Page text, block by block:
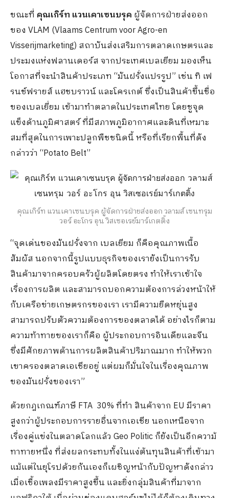
ขณะที่ คุณเกิร์ท แวนเคาเซนบรุค ผู้จัดการฝ่ายส่งออก
ของ VLAM (Vlaams Centrum voor Agro-en
Visserijmarketing) สถาบันส่งเสริมการตลาดเกษตรและ
ประมงแห่งฟลานเดอร์ส จากประเทศเบลเยียม มองเห็น
โอกาสที่จะนำสินค้าประเภท “มันฝรั่งแปรรูป” เช่น ทิ เฟ
รนช์ฟรายส์ แฮชบราวน์ และโครเกต์ ซึ่งเป็นสินค้าขึ้นชื่อ
ของเบลเยี่ยม เข้ามาทำตลาดในประเทศไทย โดยชูจุด
แข็งด้านภูมิศาสตร์ ที่มีสภาพภูมิอากาศและดินที่เหมาะ
สมที่สุดในการเพาะปลูกพืชชนิดนี้ หรือที่เรียกพื้นที่ดัง
กล่าวว่า “Potato Belt”
คุณเกิร์ท แวนเคาเซนบรุค ผู้จัดการฝ่ายส่งออก วลามส์ เซนทรุม
วอร์ อะโกร อุน วิสเซอเรย์มาร์เกตติ้ง
“จุดเด่นของมันฝรั่งจาก เบลเยียม ก็คือคุณภาพเนื้อ
สัมผัส นอกจากนี้รูปแบบธุรกิจของเรายังเป็นการรับ
สินค้ามาจากครอบครัวผู้ผลิตโดยตรง ทำให้เราเข้าใจ
เรื่องการผลิต และสามารถบอกความต้องการล่วงหน้าให้
กับเครือข่ายเกษตรกรของเรา เรามีความยืดหยุ่นสูง
สามารถปรับตัวความต้องการของตลาดได้ อย่างไรก็ตาม
ความท้าทายของเราก็คือ ผู้ประกอบการอินเดียและจีน
ซึ่งมีศักยภาพด้านการผลิตสินค้าปริมาณมาก ทำให้พวก
เขาครองตลาดเอเชียอยู่ แต่ผมก็มั่นใจในเรื่องคุณภาพ
ของมันฝรั่งของเรา”
ด้วยกฎเกณฑ์ภาษี FTA 30% ที่ทำ สินค้าจาก EU มีราคา
สูงกว่าผู้ประกอบการรายอื่นจากเอเชีย นอกเหนือจาก
เรื่องคู่แข่งในตลาดโลกแล้ว Geo Politic ก็ยังเป็นอีกความ้
ทาทายหนึ่ง ที่ส่งผลกระทบทั้งในแง่ต้นทุนสินค้าที่เข้ามา
แม้แต่ในยุโรปด้วยกันเองก็เผชิญหน้ากับปัญหาดังกล่าว
เมื่อเชื้อเพลงมีราคาสูงขึ้น และยิ่งกลุ่มสินค้าที่มาจาก